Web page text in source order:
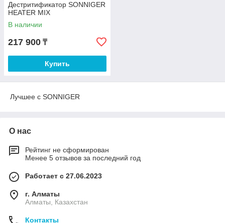
Дестритификатор SONNIGER
HEATER MIX
В наличии
217 900 ₸
Купить
Лучшее с SONNIGER
О нас
Рейтинг не сформирован
Менее 5 отзывов за последний год
Работает с 27.06.2023
г. Алматы
Алматы, Казахстан
Контакты